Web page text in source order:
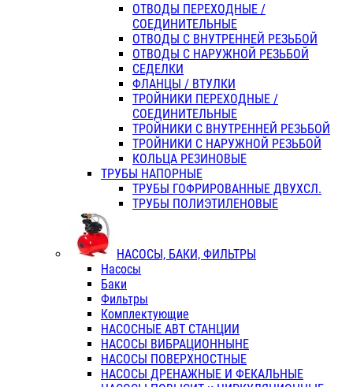
ОТВОДЫ ПЕРЕХОДНЫЕ /
СОЕДИНИТЕЛЬНЫЕ
ОТВОДЫ С ВНУТРЕННЕЙ РЕЗЬБОЙ
ОТВОДЫ С НАРУЖНОЙ РЕЗЬБОЙ
СЕДЕЛКИ
ФЛАНЦЫ / ВТУЛКИ
ТРОЙНИКИ ПЕРЕХОДНЫЕ /
СОЕДИНИТЕЛЬНЫЕ
ТРОЙНИКИ С ВНУТРЕННЕЙ РЕЗЬБОЙ
ТРОЙНИКИ С НАРУЖНОЙ РЕЗЬБОЙ
КОЛЬЦА РЕЗИНОВЫЕ
ТРУБЫ НАПОРНЫЕ
ТРУБЫ ГОФРИРОВАННЫЕ ДВУХСЛ.
ТРУБЫ ПОЛИЭТИЛЕНОВЫЕ
НАСОСЫ, БАКИ, ФИЛЬТРЫ
Насосы
Баки
Фильтры
Комплектующие
НАСОСНЫЕ АВТ СТАНЦИИ
НАСОСЫ ВИБРАЦИОННЫНЕ
НАСОСЫ ПОВЕРХНОСТНЫЕ
НАСОСЫ ДРЕНАЖНЫЕ И ФЕКАЛЬНЫЕ